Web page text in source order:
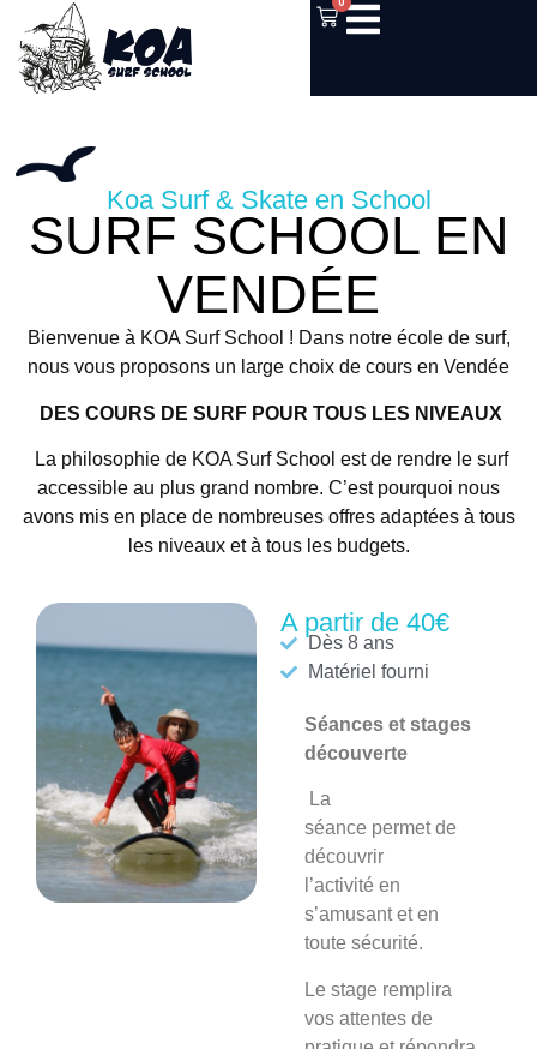
Koa Surf & Skate en School
SURF SCHOOL EN
VENDÉE
Bienvenue à KOA Surf School ! Dans notre école de surf,
nous vous proposons un large choix de cours en Vendée
DES COURS DE SURF POUR TOUS LES NIVEAUX
La philosophie de KOA Surf School est de rendre le surf
accessible au plus grand nombre. C’est pourquoi nous
avons mis en place de nombreuses offres adaptées à tous
les niveaux et à tous les budgets.
A partir de 40€
Dès 8 ans
Matériel fourni
Séances et stages
découverte
La
séance permet de
découvrir
l’activité en
s’amusant et en
toute sécurité.
Le stage remplira
vos attentes de